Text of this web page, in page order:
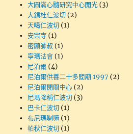
大圓滿心髓研究中心開光 (3)
大錫杜仁波切 (2)
天噶仁波切 (1)
安宗寺 (1)
密顯師叔 (1)
寧瑪法會 (1)
尼泊爾 (4)
尼泊爾供養二十多間廟 1997 (2)
尼泊爾閉關中心 (2)
尼瑪降稱仁波切 (3)
巴卡仁波切 (1)
布尼瑪喇嘛 (1)
帕秋仁波切 (1)